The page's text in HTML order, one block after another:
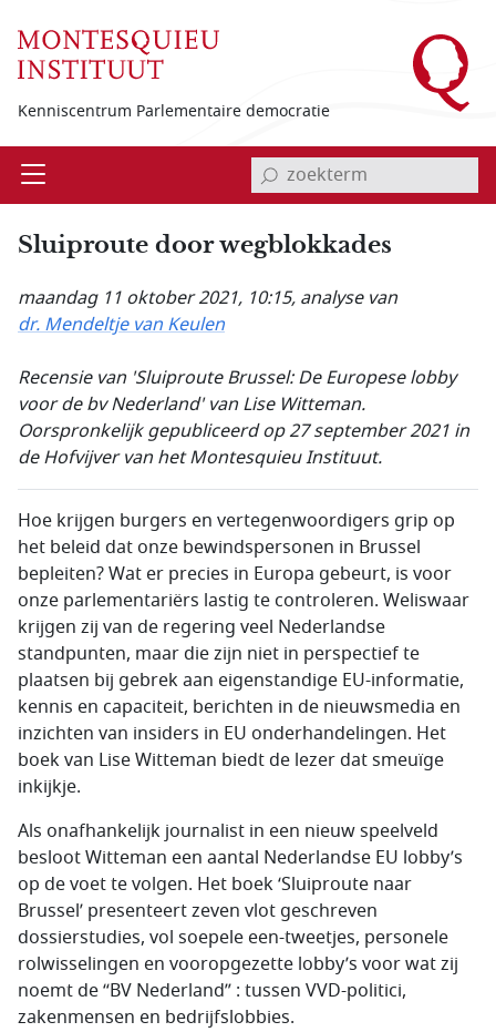
Kenniscentrum Parlementaire democratie
Open invoerveld zoekterm
Sluiproute door wegblokkades
maandag 11 oktober 2021, 10:15, analyse van
dr. Mendeltje van Keulen
Recensie van 'Sluiproute Brussel: De Europese lobby
voor de bv Nederland' van Lise Witteman.
Oorspronkelijk gepubliceerd op 27 september 2021 in
de Hofvijver van het Montesquieu Instituut.
Hoe krijgen burgers en vertegenwoordigers grip op
het beleid dat onze bewindspersonen in Brussel
bepleiten? Wat er precies in Europa gebeurt, is voor
onze parlementariërs lastig te controleren. Weliswaar
krijgen zij van de regering veel Nederlandse
standpunten, maar die zijn niet in perspectief te
plaatsen bij gebrek aan eigenstandige EU-informatie,
kennis en capaciteit, berichten in de nieuwsmedia en
inzichten van insiders in EU onderhandelingen. Het
boek van Lise Witteman biedt de lezer dat smeuïge
inkijkje.
Als onafhankelijk journalist in een nieuw speelveld
besloot Witteman een aantal Nederlandse EU lobby’s
op de voet te volgen. Het boek ‘Sluiproute naar
Brussel’ presenteert zeven vlot geschreven
dossierstudies, vol soepele een-tweetjes, personele
rolwisselingen en vooropgezette lobby’s voor wat zij
noemt de “BV Nederland” : tussen VVD-politici,
zakenmensen en bedrijfslobbies.